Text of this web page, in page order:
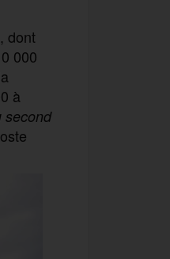
dont
000
à
second